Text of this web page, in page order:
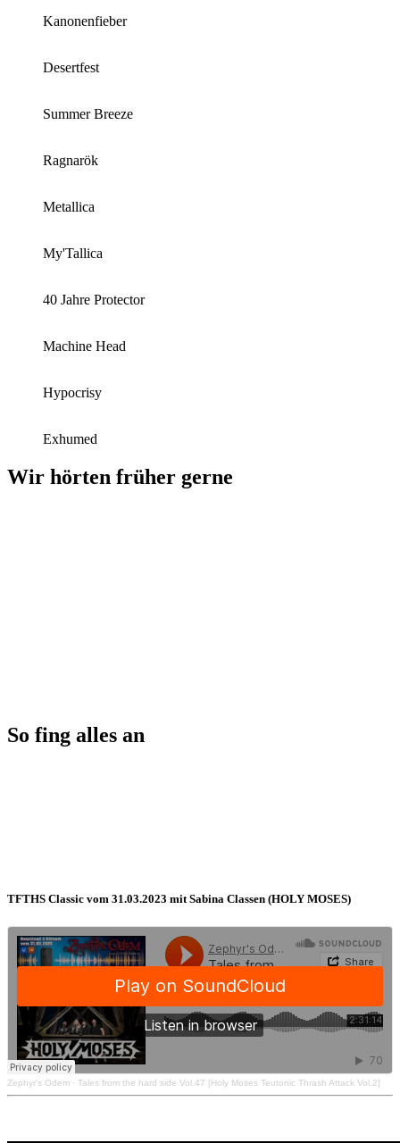
Kanonenfieber
Desertfest
Summer Breeze
Ragnarök
Metallica
My'Tallica
40 Jahre Protector
Machine Head
Hypocrisy
Exhumed
Wir hörten früher gerne
So fing alles an
TFTHS Classic vom 31.03.2023 mit Sabina Classen (HOLY MOSES)
Zephyr's Odem · Tales from the hard side Vol.47 [Holy Moses Teutonic Thrash Attack Vol.2]